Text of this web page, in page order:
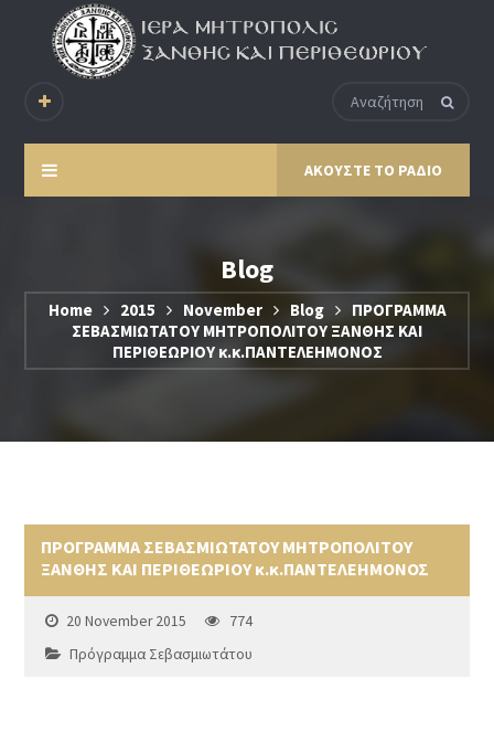
ΑΚΟΥΣΤΕ ΤΟ ΡΑΔΙΟ
Blog
Home 2015 November Blog
ΠΡΟΓΡΑΜΜΑ
ΣΕΒΑΣΜΙΩΤΑΤΟΥ ΜΗΤΡΟΠΟΛΙΤΟΥ ΞΑΝΘΗΣ ΚΑΙ
ΠΕΡΙΘΕΩΡΙΟΥ κ.κ.ΠΑΝΤΕΛΕΗΜΟΝΟΣ
ΠΡΟΓΡΑΜΜΑ ΣΕΒΑΣΜΙΩΤΑΤΟΥ ΜΗΤΡΟΠΟΛΙΤΟΥ
ΞΑΝΘΗΣ ΚΑΙ ΠΕΡΙΘΕΩΡΙΟΥ κ.κ.ΠΑΝΤΕΛΕΗΜΟΝΟΣ
20 November 2015
774
Πρόγραμμα Σεβασμιωτάτου